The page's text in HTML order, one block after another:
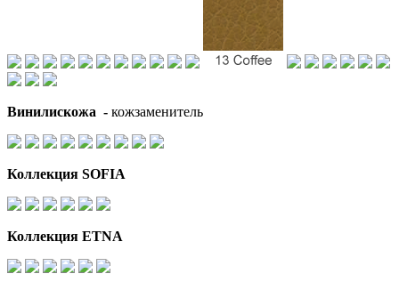
Винилискожа - кожзаменитель
Коллекция SOFIA
Коллекция ETNA